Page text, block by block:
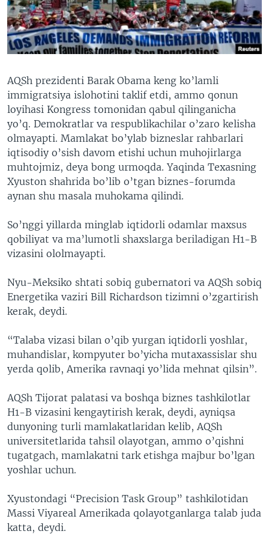
VIDEO
XABARLAR SURATLARDA
ODNOKLASSNIKI
TELEGRAM
TWITTER
SOUNDCLOUD
VOA
AQSh prezidenti Barak Obama keng ko’lamli
immigratsiya islohotini taklif etdi, ammo qonun
loyihasi Kongress tomonidan qabul qilinganicha
yo’q. Demokratlar va respublikachilar o’zaro kelisha
olmayapti. Mamlakat bo’ylab bizneslar rahbarlari
iqtisodiy o’sish davom etishi uchun muhojirlarga
muhtojmiz, deya bong urmoqda. Yaqinda Texasning
Xyuston shahrida bo’lib o’tgan biznes-forumda
aynan shu masala muhokama qilindi.
So’nggi yillarda minglab iqtidorli odamlar maxsus
qobiliyat va ma’lumotli shaxslarga beriladigan H1-B
vizasini ololmayapti.
Nyu-Meksiko shtati sobiq gubernatori va AQSh sobiq
Energetika vaziri Bill Richardson tizimni o’zgartirish
kerak, deydi.
“Talaba vizasi bilan o’qib yurgan iqtidorli yoshlar,
muhandislar, kompyuter bo’yicha mutaxassislar shu
yerda qolib, Amerika ravnaqi yo’lida mehnat qilsin”.
AQSh Tijorat palatasi va boshqa biznes tashkilotlar
H1-B vizasini kengaytirish kerak, deydi, ayniqsa
dunyoning turli mamlakatlaridan kelib, AQSh
universitetlarida tahsil olayotgan, ammo o’qishni
tugatgach, mamlakatni tark etishga majbur bo’lgan
yoshlar uchun.
Xyustondagi “Precision Task Group” tashkilotidan
Massi Viyareal Amerikada qolayotganlarga talab juda
katta, deydi.